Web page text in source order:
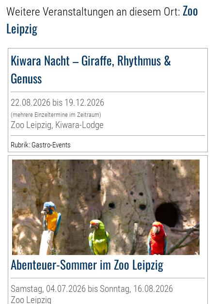
Weitere Veranstaltungen an diesem Ort: Zoo
Leipzig
Kiwara Nacht – Giraffe, Rhythmus &
Genuss
22.08.2026 bis 19.12.2026
(mehrere Einzeltermine im Zeitraum)
Zoo Leipzig, Kiwara-Lodge
Rubrik: Gastro-Events
Abenteuer-Sommer im Zoo Leipzig
Samstag, 04.07.2026 bis Sonntag, 16.08.2026
Zoo Leipzig